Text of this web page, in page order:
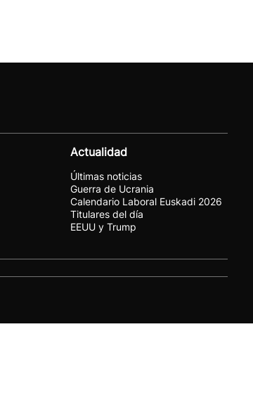
Actualidad
Últimas noticias
Guerra de Ucrania
Calendario Laboral Euskadi 2026
Titulares del día
EEUU y Trump